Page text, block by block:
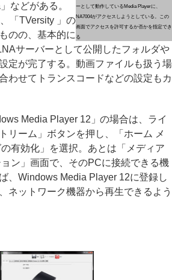
ーとして動作しているMedia Playerに、
NA7004がアクセスしようとしている。この
画面でアクセスを許可するか否かを指定でき
る
などがある。
「TVersity 」の
のの、基本的に
サーバーとして公開したフォルダや
定が完了する。動画ファイルも扱う場
わせてトランスコードなどの設定もカ
Media Player 12」の場合は、ライ
リーム」ボタンを押し、「ホーム メ
有効化」を選択。あとは「メディア
ン」画面で、そのPCに接続できる機
、Windows Media Player 12に登録し
ネットワーク機器から再生できるよう